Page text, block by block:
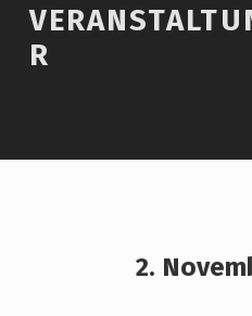
R
2.